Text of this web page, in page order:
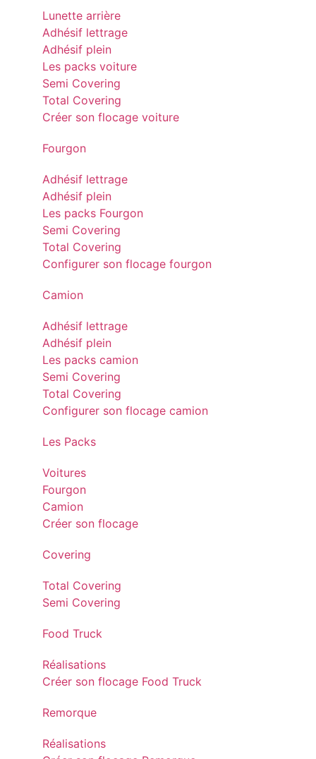
Lunette arrière
Adhésif lettrage
Adhésif plein
Les packs voiture
Semi Covering
Total Covering
Créer son flocage voiture
Fourgon
Adhésif lettrage
Adhésif plein
Les packs Fourgon
Semi Covering
Total Covering
Configurer son flocage fourgon
Camion
Adhésif lettrage
Adhésif plein
Les packs camion
Semi Covering
Total Covering
Configurer son flocage camion
Les Packs
Voitures
Fourgon
Camion
Créer son flocage
Covering
Total Covering
Semi Covering
Food Truck
Réalisations
Créer son flocage Food Truck
Remorque
Réalisations